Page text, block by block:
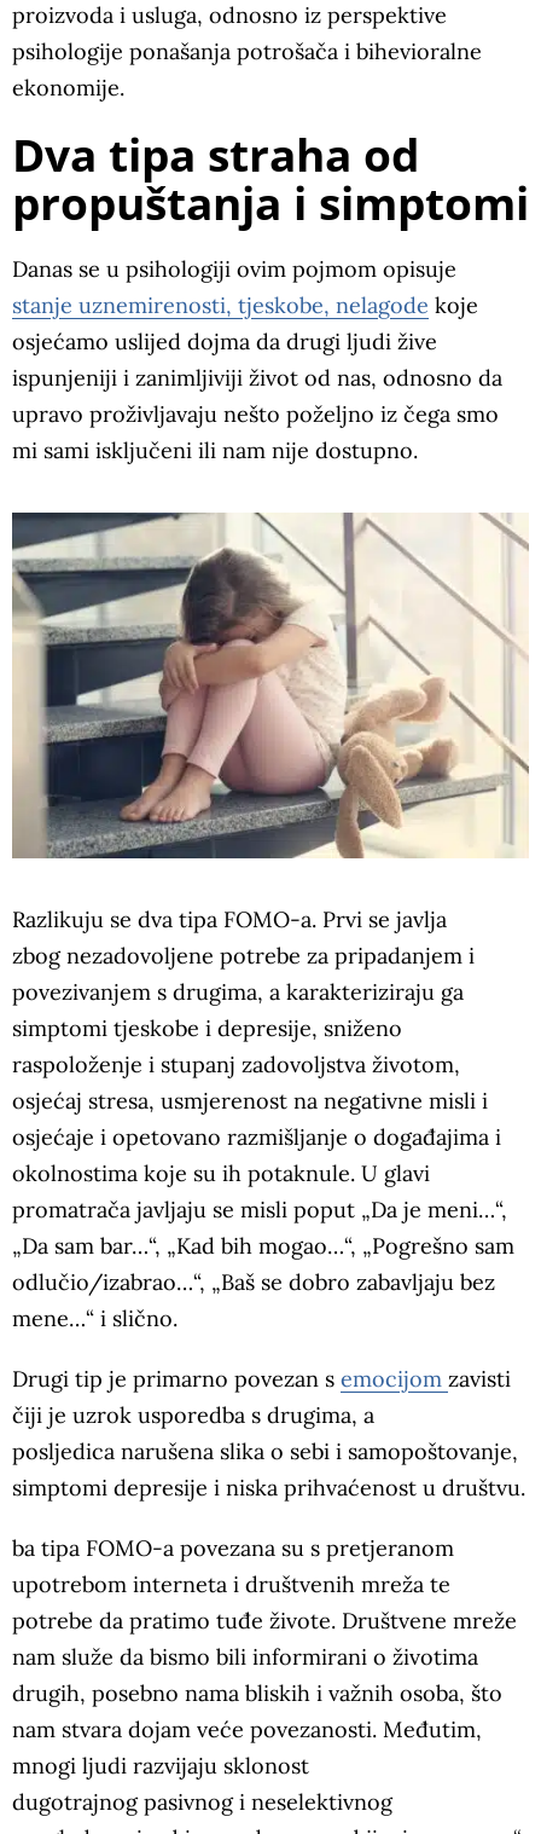
proizvoda i usluga, odnosno iz perspektive
psihologije ponašanja potrošača i bihevioralne
ekonomije.
Dva tipa straha od
propuštanja i simptomi
Danas se u psihologiji ovim pojmom opisuje
stanje uznemirenosti, tjeskobe, nelagode koje
osjećamo uslijed dojma da drugi ljudi žive
ispunjeniji i zanimljiviji život od nas, odnosno da
upravo proživljavaju nešto poželjno iz čega smo
mi sami isključeni ili nam nije dostupno.
Razlikuju se dva tipa FOMO-a. Prvi se javlja
zbog nezadovoljene potrebe za pripadanjem i
povezivanjem s drugima, a karakteriziraju ga
simptomi tjeskobe i depresije, sniženo
raspoloženje i stupanj zadovoljstva životom,
osjećaj stresa, usmjerenost na negativne misli i
osjećaje i opetovano razmišljanje o događajima i
okolnostima koje su ih potaknule. U glavi
promatrača javljaju se misli poput „Da je meni…“,
„Da sam bar…“, „Kad bih mogao…“, „Pogrešno sam
odlučio/izabrao…“, „Baš se dobro zabavljaju bez
mene…“ i slično.
Drugi tip je primarno povezan s emocijom zavisti
čiji je uzrok usporedba s drugima, a
posljedica narušena slika o sebi i samopoštovanje,
simptomi depresije i niska prihvaćenost u društvu.
ba tipa FOMO-a povezana su s pretjeranom
upotrebom interneta i društvenih mreža te
potrebe da pratimo tuđe živote. Društvene mreže
nam služe da bismo bili informirani o životima
drugih, posebno nama bliskih i važnih osoba, što
nam stvara dojam veće povezanosti. Međutim,
mnogi ljudi razvijaju sklonost
dugotrajnog pasivnog i neselektivnog